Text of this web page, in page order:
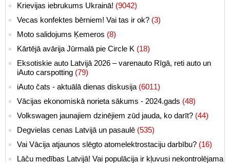
Krievijas iebrukums Ukrainā! (9042)
Vecas konfektes bērniem! Vai tas ir ok? (3)
Moto salidojums Ķemeros (8)
Kārtējā avārija Jūrmalā pie Circle K (18)
Eksotiskie auto Latvijā 2026 – varenauto Rīgā, reti auto un
iAuto carspotting (79)
iAuto čats - aktuālā dienas diskusija (6011)
Vācijas ekonomiskā norieta sākums - 2024.gads (48)
Volkswagen jaunajiem dzinējiem zūd jauda, ko darīt? (44)
Degvielas cenas Latvijā un pasaulē (535)
Vai Vācija atjaunos slēgto atomelektrostaciju darbību? (16)
Lāču medības Latvijā! Vai populācija ir kļuvusi nekontrolējama